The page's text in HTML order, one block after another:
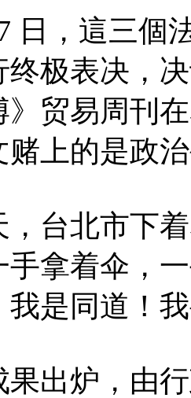
日，這三個
终极表决，
》贸易周刊
赌上的是政
，台北市下
手拿着伞，
我是同道！
果出炉，由